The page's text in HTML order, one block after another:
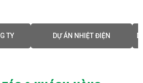
TY DỰ ÁN NHIỆT ĐIỆN